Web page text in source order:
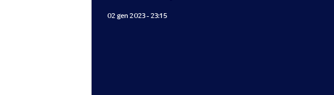
02 gen 2023 - 23:15